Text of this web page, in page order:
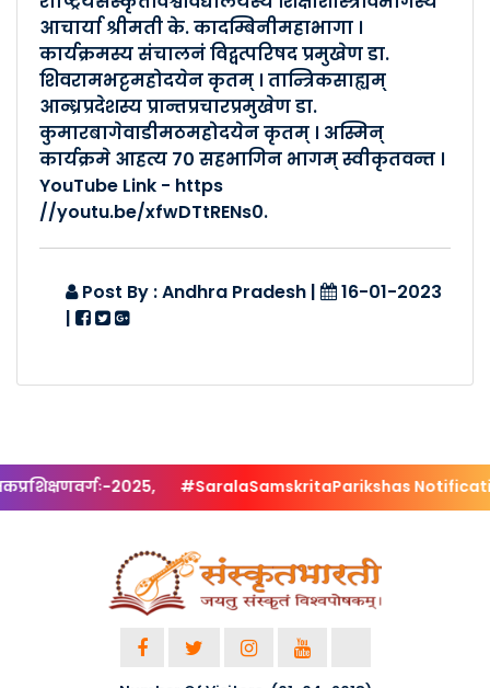
आचार्या श्रीमती के. कादम्बिनीमहाभागा ।
कार्यक्रमस्य संचालनं विद्वत्परिषद प्रमुखेण डा.
शिवरामभट्टमहोदयेन कृतम् । तान्त्रिकसाह्यम्
आन्ध्रप्रदेशस्य प्रान्तप्रचारप्रमुखेण डा.
कुमारबागेवाडीमठमहोदयेन कृतम् । अस्मिन्
कार्यक्रमे आहत्य ७० सहभागिन भागम् स्वीकृतवन्त ।
YouTube Link - https
//youtu.be/xfwDTtRENs0.
Post By : Andhra Pradesh |
16-01-2023
|
2025, #SaralaSamskritaParikshas